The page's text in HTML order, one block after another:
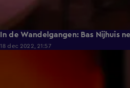
In de Wandelgangen: Bas Nijhuis
18 dec 2022, 21:57